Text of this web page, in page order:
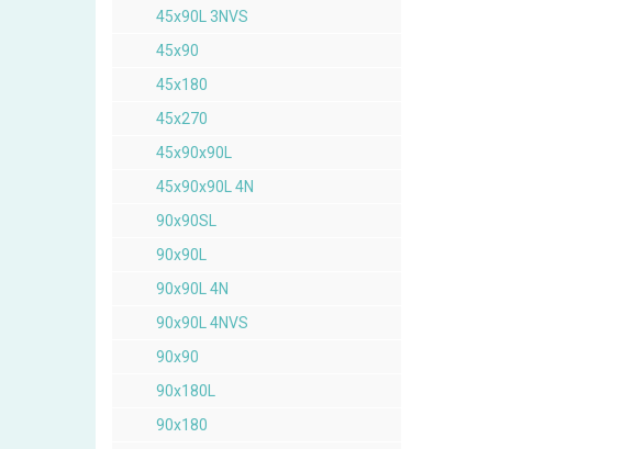
45x90L 3NVS
45x90
45x180
45x270
45x90x90L
45x90x90L 4N
90x90SL
90x90L
90x90L 4N
90x90L 4NVS
90x90
90x180L
90x180